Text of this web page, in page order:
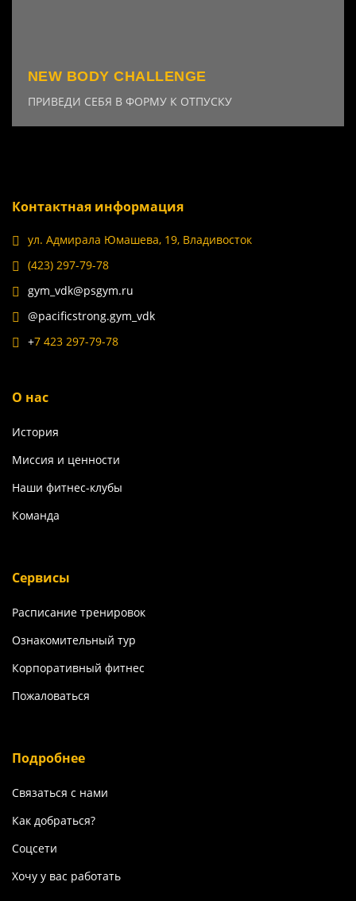
NEW BODY CHALLENGE
ПРИВЕДИ СЕБЯ В ФОРМУ К ОТПУСКУ
Контактная информация
ул. Адмирала Юмашева, 19, Владивосток
(423) 297-79-78
gym_vdk@psgym.ru
@pacificstrong.gym_vdk
+7 423 297-79-78
О нас
История
Миссия и ценности
Наши фитнес-клубы
Команда
Сервисы
Расписание тренировок
Ознакомительный тур
Корпоративный фитнес
Пожаловаться
Подробнее
Связаться с нами
Как добраться?
Соцсети
Хочу у вас работать